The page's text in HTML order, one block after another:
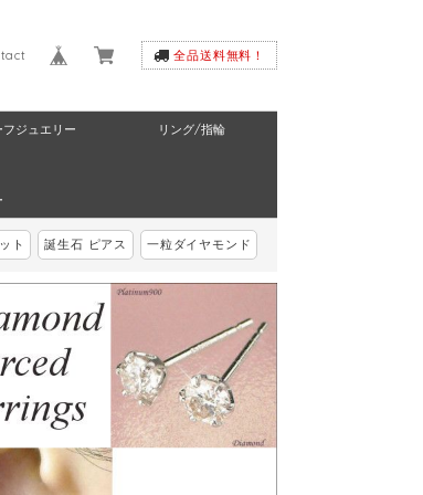
全品送料無料！
フジュエリー リング/指輪
ト 誕生石 ピアス 一粒ダイヤモンド